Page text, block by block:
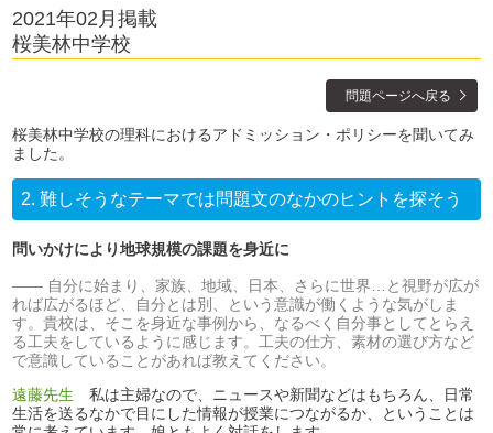
2021年02月掲載
桜美林中学校
問題ページへ戻る
桜美林中学校の理科におけるアドミッション・ポリシーを聞いてみ
ました。
2. 難しそうなテーマでは問題文のなかのヒントを探そう
問いかけにより地球規模の課題を身近に
自分に始まり、家族、地域、日本、さらに世界…と視野が広が
れば広がるほど、自分とは別、という意識が働くような気がしま
す。貴校は、そこを身近な事例から、なるべく自分事としてとらえ
る工夫をしているように感じます。工夫の仕方、素材の選び方など
で意識していることがあれば教えてください。
遠藤先生 私は主婦なので、ニュースや新聞などはもちろん、日常
生活を送るなかで目にした情報が授業につながるか、ということは